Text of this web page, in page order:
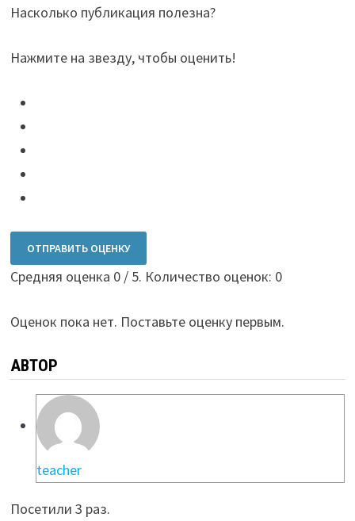
Насколько публикация полезна?
Нажмите на звезду, чтобы оценить!
ОТПРАВИТЬ ОЦЕНКУ
Средняя оценка 0/ 5. Количество оценок: 0
Оценок пока нет. Поставьте оценку первым.
АВТОР
teacher
Посетили 3 раз.